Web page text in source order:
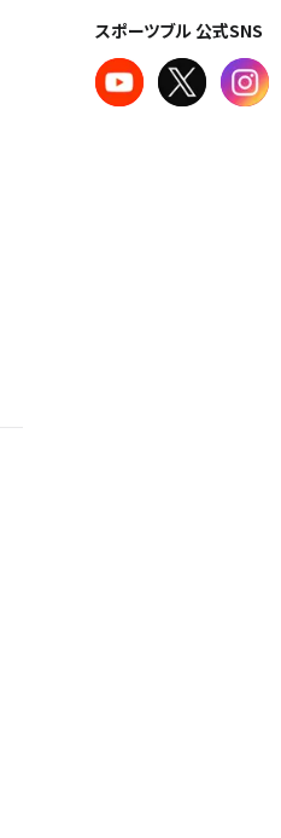
スポーツブル 公式SNS